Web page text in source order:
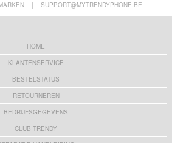
| SUPPORT@MYTRENDYPHONE.BE
HOME
KLANTENSERVICE
BESTELSTATUS
RETOURNEREN
BEDRIJFSGEGEVENS
CLUB TRENDY